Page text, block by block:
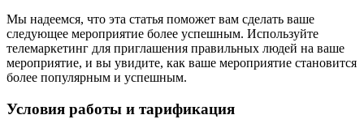
Мы надеемся, что эта статья поможет вам сделать ваше
следующее мероприятие более успешным. Используйте
телемаркетинг для приглашения правильных людей на ваше
мероприятие, и вы увидите, как ваше мероприятие становится
более популярным и успешным.
Условия работы и тарификация